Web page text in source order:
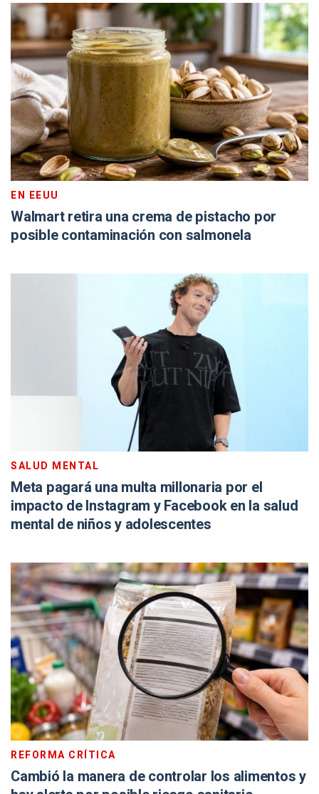
EN EEUU
Walmart retira una crema de pistacho por
posible contaminación con salmonela
SALUD MENTAL
Meta pagará una multa millonaria por el
impacto de Instagram y Facebook en la salud
mental de niños y adolescentes
REFORMA CRÍTICA
Cambió la manera de controlar los alimentos y